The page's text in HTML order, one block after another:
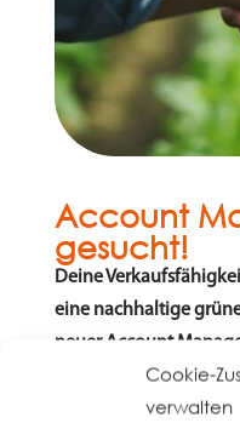
Cookie-
verwalten
Account
gesucht!
Deine
eine nachhaltige
neuer Account